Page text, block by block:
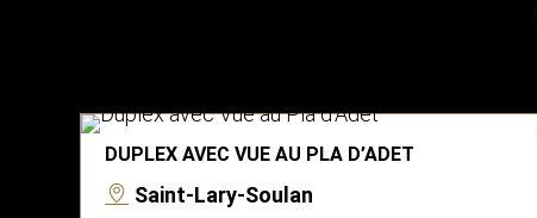
DUPLEX AVEC VUE AU PLA D’ADET
Saint-Lary-Soulan